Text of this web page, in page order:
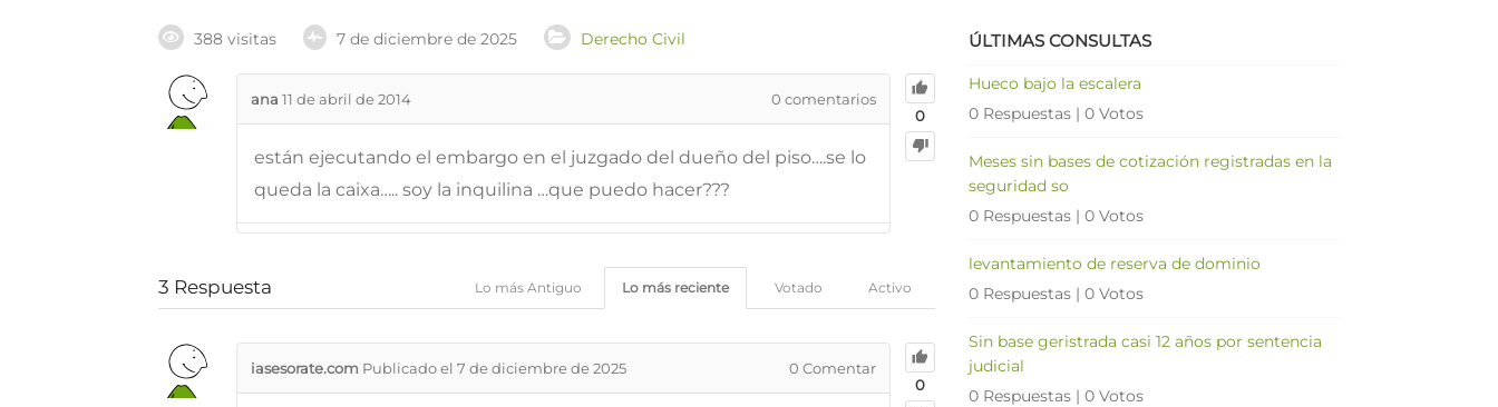
388 visitas 7 de diciembre de 2025 Derecho Civil
0
ana 11 de abril de 2014 0 comentarios
están ejecutando el embargo en el juzgado del dueño del piso….se lo
queda la caixa….. soy la inquilina …que puedo hacer???
3 Respuesta Activo
Votado
Lo más reciente
Lo más Antiguo
0
iasesorate.com Publicado el 7 de diciembre de 2025 0 Comentar
ÚLTIMAS CONSULTAS
Hueco bajo la escalera
0 Respuestas | 0 Votos
Meses sin bases de cotización registradas en la
seguridad so
0 Respuestas | 0 Votos
levantamiento de reserva de dominio
0 Respuestas | 0 Votos
Sin base geristrada casi 12 años por sentencia
judicial
0 Respuestas | 0 Votos